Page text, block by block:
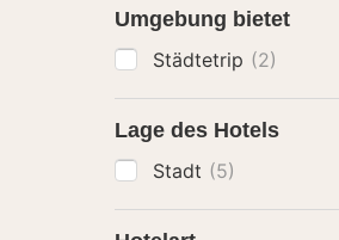
Umgebung bietet
Städtetrip (2)
Lage des Hotels
Stadt (5)